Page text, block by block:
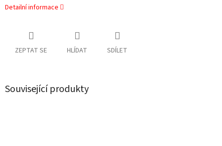
Detailní informace
ZEPTAT SE HLÍDAT SDÍLET
Související produkty